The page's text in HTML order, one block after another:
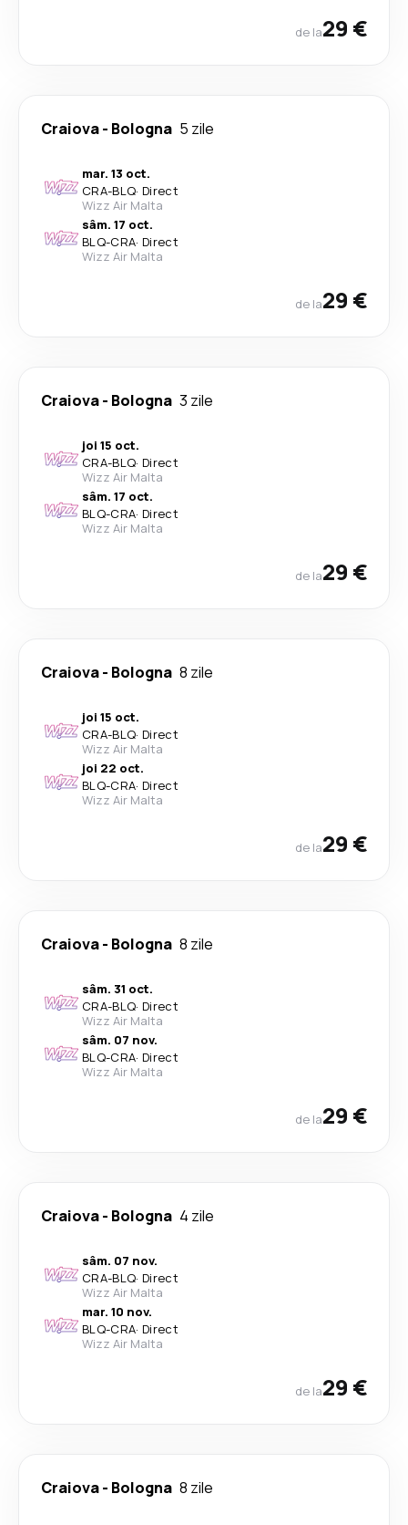
de la29 €
Craiova- Bologna 5 zile
mar. 13 oct.
CRA-BLQ· Direct
Wizz Air Malta
sâm. 17 oct.
BLQ-CRA· Direct
Wizz Air Malta
de la29 €
Craiova- Bologna 3 zile
joi 15 oct.
CRA-BLQ· Direct
Wizz Air Malta
sâm. 17 oct.
BLQ-CRA· Direct
Wizz Air Malta
de la29 €
Craiova- Bologna 8 zile
joi 15 oct.
CRA-BLQ· Direct
Wizz Air Malta
joi 22 oct.
BLQ-CRA· Direct
Wizz Air Malta
de la29 €
Craiova- Bologna 8 zile
sâm. 31 oct.
CRA-BLQ· Direct
Wizz Air Malta
sâm. 07 nov.
BLQ-CRA· Direct
Wizz Air Malta
de la29 €
Craiova- Bologna 4 zile
sâm. 07 nov.
CRA-BLQ· Direct
Wizz Air Malta
mar. 10 nov.
BLQ-CRA· Direct
Wizz Air Malta
de la29 €
Craiova- Bologna 8 zile